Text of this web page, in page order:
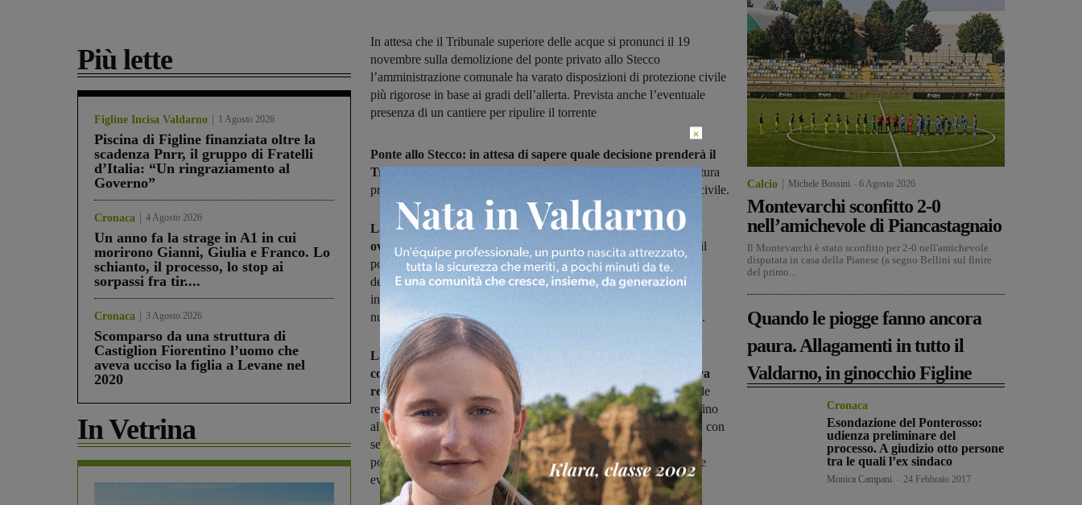
Più lette
Figline Incisa Valdarno 1 Agosto 2026
Piscina di Figline finanziata oltre la
scadenza Pnrr, il gruppo di Fratelli
d’Italia: “Un ringraziamento al
Governo”
Cronaca 4 Agosto 2026
Un anno fa la strage in A1 in cui
morirono Gianni, Giulia e Franco. Lo
schianto, il processo, lo stop ai
sorpassi fra tir....
Cronaca 3 Agosto 2026
Scomparso da una struttura di
Castiglion Fiorentino l’uomo che
aveva ucciso la figlia a Levane nel
2020
In Vetrina
In attesa che il Tribunale superiore delle acque si pronunci il 19
novembre sulla demolizione del ponte privato allo Stecco
l’amministrazione comunale ha varato disposizioni di protezione civile
più rigorose in base ai gradi dell’allerta. Prevista anche l’eventuale
presenza di un cantiere per ripulire il torrente
Ponte allo Stecco: in attesa di sapere quale decisione prenderà il
Tribunale superiore delle acque per la demolizionedellla struttura
privata, cambia e diventa più rigorosa la procedura di protezione civile.
La rete della protezione civile, nei casi di emergenza, rimane
ovviamente attiva per tutto il territorio,ma nello specifico per il
ponte sul Ponterosso, su cui pende un’ordinanza sindacale di
demolizione conseguente all’alluvione del 2013, il sistema
intercomunale di protezione civile ha necessariamente redatto una
nuova procedura di intervento per la gestione del rischio idraulico.
La nuova procedura prevede vari livelli di intervento in
conseguenza del grado di criticità emanato dalla sala operativa
regionaledi protezione civile sui dati ricevuti dal centro funzionale
regionale. Si parte dalla sola attivazione del personale reperibile, fino
alla predisposizione di un cantiere lungo via di Norcenni, viabilità con
senso unico alternato. Nei casi di massima allerta è previsto il
posizionamento di un escavatore con una pinza adatta a rimuovere
eventuali tronchi che si ammassano sul ponte privato.
Calcio Michele Bossini 6 Agosto 2026
Montevarchi sconfitto 2-0
nell’amichevole di Piancastagnaio
Il Montevarchi è stato sconfitto per 2-0 nell'amichevole
disputata in casa della Pianese (a segno Bellini sul finire
del primo...
Quando le piogge fanno ancora
paura. Allagamenti in tutto il
Valdarno, in ginocchio Figline
Cronaca
Esondazione del Ponterosso:
udienza preliminare del
processo. A giudizio otto persone
tra le quali l’ex sindaco
Monica Campani 24 Febbraio 2017
×